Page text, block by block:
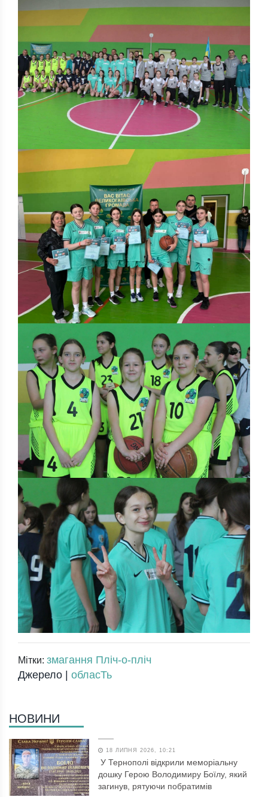
Мітки: змагання Пліч-о-пліч
Джерело | обласТь
НОВИНИ
18 ЛИПНЯ 2026, 10:21
У Тернополі відкрили меморіальну
дошку Герою Володимиру Боїлу, який
загинув, рятуючи побратимів